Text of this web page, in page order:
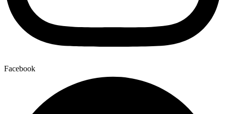
Facebook